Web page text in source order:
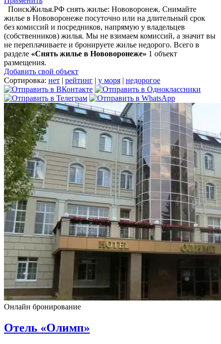
ПоискЖилья.РФ снять жилье: Нововоронеж. Снимайте
жилье в Нововоронеже посуточно или на длительный срок
без комиссий и посредников, напрямую у владельцев
(собственников) жилья. Мы не взимаем комиссий, а значит вы
не переплачиваете и бронируете жилье недорого. Всего в
разделе «Снять жилье в Нововоронеже» 1 объект
размещения.
Добавить свой объект
Сортировка: нет | рейтинг | у моря | недорогое
Онлайн бронирование
Отель «Олимп»